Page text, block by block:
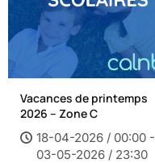
Vacances de printemps
2026 – Zone C
18-04-2026 / 00:00 -
03-05-2026 / 23:30